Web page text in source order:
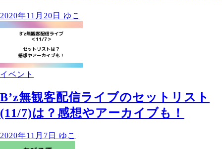
2020年11月20日 ゆこ
イベント
B’z無観客配信ライブのセットリスト
(11/7)は？感想やアーカイブも！
2020年11月7日 ゆこ